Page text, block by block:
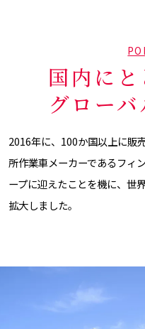
国内に
グロー
2016年に、100か国以上に販
所作業車メーカーであるフ
ープに迎えたことを機に、世
拡大しました。